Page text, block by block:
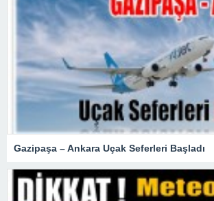
Gazipaşa – Ankara Uçak Seferleri Başladı